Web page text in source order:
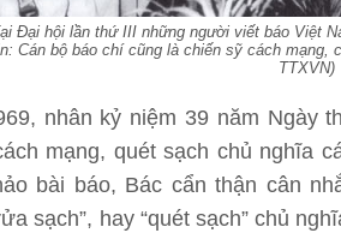
Đại hội lần thứ III những người viết báo Việt
Cán bộ báo chí cũng là chiến sỹ cách mạng,
TTXVN)
nhân kỷ niệm 39 năm Ngày
mạng, quét sạch chủ nghĩa
bài báo, Bác cẩn thận cân
sạch”, hay “quét sạch” chủ